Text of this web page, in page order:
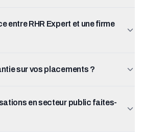
entre RHR Expert et une firme
sur vos placements ?
en secteur public faites-